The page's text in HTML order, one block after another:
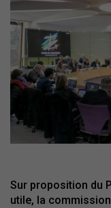
Sur proposition du
utile, la